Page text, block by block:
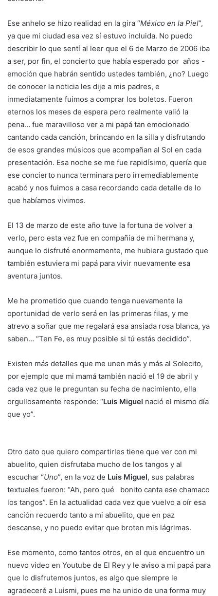
Ese anhelo se hizo realidad en la gira “México en la Piel”,
ya que mi ciudad esa vez sí estuvo incluida. No puedo
describir lo que sentí al leer que el 6 de Marzo de 2006 iba
a ser, por fin, el concierto que había esperado por años -
emoción que habrán sentido ustedes también, ¿no? Luego
de conocer la noticia les dije a mis padres, e
inmediatamente fuimos a comprar los boletos. Fueron
eternos los meses de espera pero realmente valió la
pena… fue maravilloso ver a mi papá tan emocionado
cantando cada canción, brincando en la silla y disfrutando
de esos grandes músicos que acompañan al Sol en cada
presentación. Esa noche se me fue rapidísimo, quería que
ese concierto nunca terminara pero irremediablemente
acabó y nos fuimos a casa recordando cada detalle de lo
que habíamos vivimos.
El 13 de marzo de este año tuve la fortuna de volver a
verlo, pero esta vez fue en compañía de mi hermana y,
aunque lo disfruté enormemente, me hubiera gustado que
también estuviera mi papá para vivir nuevamente esa
aventura juntos.
Me he prometido que cuando tenga nuevamente la
oportunidad de verlo será en las primeras filas, y me
atrevo a soñar que me regalará esa ansiada rosa blanca, ya
saben… “Ten Fe, es muy posible si tú estás decidido”.
Existen más detalles que me unen más y más al Solecito,
por ejemplo que mi mamá también nació el 19 de abril y
cada vez que le preguntan su fecha de nacimiento, ella
orgullosamente responde: “Luis Miguel nació el mismo día
que yo”.
Otro dato que quiero compartirles tiene que ver con mi
abuelito, quien disfrutaba mucho de los tangos y al
escuchar “Uno”, en la voz de Luis Miguel, sus palabras
textuales fueron: “Ah, pero qué bonito canta ese chamaco
los tangos”. En la actualidad cada vez que vuelvo a oír esa
canción recuerdo tanto a mi abuelito, que en paz
descanse, y no puedo evitar que broten mis lágrimas.
Ese momento, como tantos otros, en el que encuentro un
nuevo video en Youtube de El Rey y le aviso a mi papá para
que lo disfrutemos juntos, es algo que siempre le
agradeceré a Luismi, pues me ha unido de una forma muy